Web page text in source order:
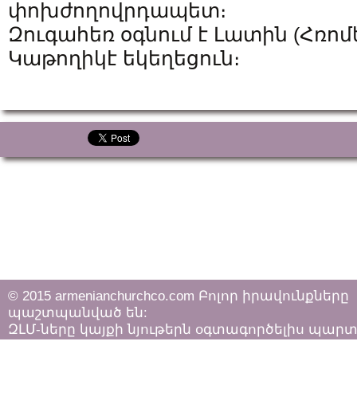
փոխժողովրդապետ։
Զուգահեռ օգնում է Լատին
Կաթողիկէ եկեղեցուն։
© 2015 armenianchurchco.com Բոլոր իրավունքները
պաշտպանված են:
ԶԼՄ-ները կայքի նյութերն օգտագործելիս